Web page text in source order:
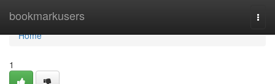
bookmarkusers
Home
Home
1